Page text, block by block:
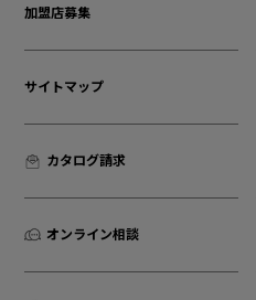
加盟店募集
サイトマップ
カタログ請求
オンライン相談